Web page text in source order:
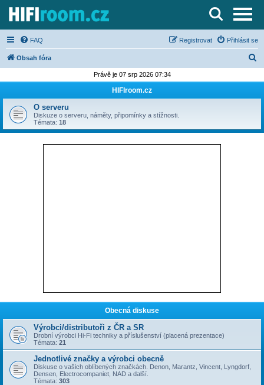
Server o Hi-Fi a AV technice
FAQ Přihlásit se
Registrovat
Obsah fóra
d
t
Právě je 07 srp 2026 07:34
HIFIroom.cz
O serveru
Diskuze o serveru, náměty, připomínky a stížnosti.
Témata: 18
Obecná diskuse
Výrobci/distributoři z ČR a SR
Drobní výrobci Hi-Fi techniky a příslušenství (placená prezentace)
Témata: 21
Jednotlivé značky a výrobci obecně
Diskuse o vašich oblíbených značkách. Denon, Marantz, Vincent, Lyngdorf,
Densen, Electrocompaniet, NAD a další.
Témata: 303